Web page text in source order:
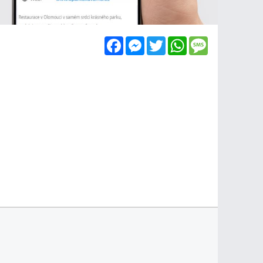
FacebookMessenger
TwitterWhatsApp